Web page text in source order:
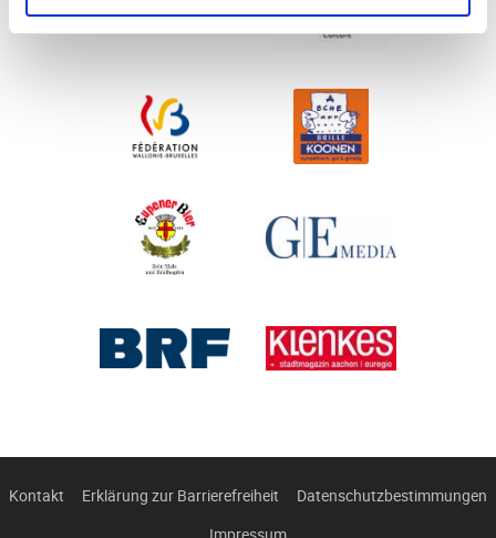
Kontakt Erklärung zur Barrierefreiheit
Datenschutzbestimmungen